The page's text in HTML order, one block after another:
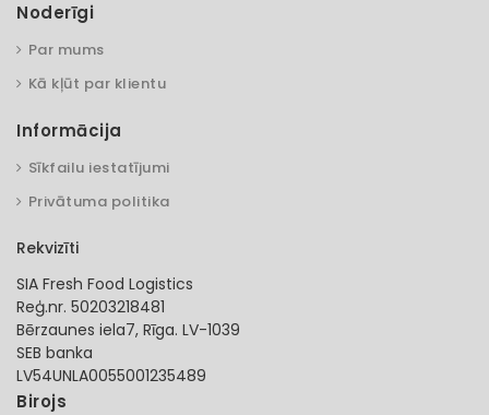
Noderīgi
Par mums
Kā kļūt par klientu
Informācija
Sīkfailu iestatījumi
Privātuma politika
Rekvizīti
SIA Fresh Food Logistics
Reģ.nr. 50203218481
Bērzaunes iela7, Rīga. LV-1039
SEB banka
LV54UNLA0055001235489
Birojs